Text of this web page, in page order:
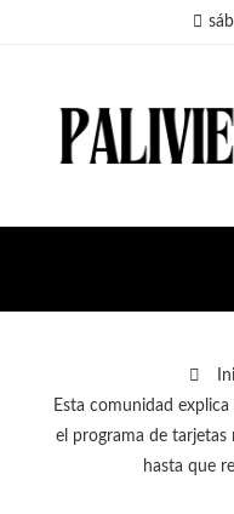
Esta comunidad
el programa de tarjetas
hasta que